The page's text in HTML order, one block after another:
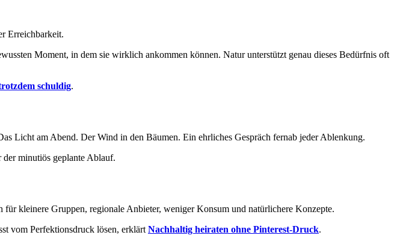
Erreichbarkeit.
Moment, in dem sie wirklich ankommen können. Natur unterstützt genau dieses Bedürfnis oft
schuldig.
Licht am Abend. Der Wind in den Bäumen. Ein ehrliches Gespräch fernab jeder Ablenkung.
minutiös geplante Ablauf.
für kleinere Gruppen, regionale Anbieter, weniger Konsum und natürlichere Konzepte.
vom Perfektionsdruck lösen, erklärt Nachhaltig heiraten ohne Pinterest-Druck.